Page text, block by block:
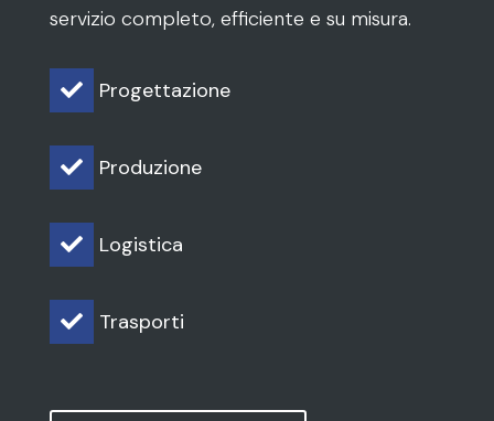
servizio completo, efficiente e su misura.
 Progettazione
 Produzione
 Logistica
 Trasporti